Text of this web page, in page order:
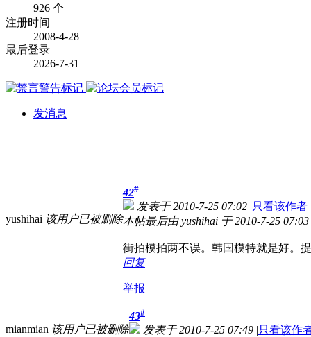
926 个
注册时间
2008-4-28
最后登录
2026-7-31
发消息
yushihai 该用户已被删除
42#
发表于 2010-7-25 07:02 |只看该作者
本帖最后由 yushihai 于 2010-7-25
街拍模拍两不误。韩国模特就是好。
回复
举报
mianmian 该用户已被删除
43#
发表于 2010-7-25 07:49 |只看该作